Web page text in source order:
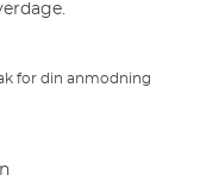
for din anmodning